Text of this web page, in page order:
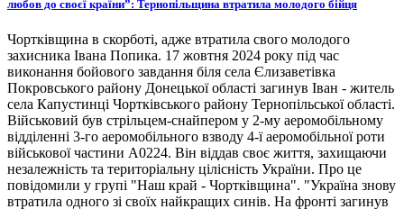
любов до своєї країни”: Тернопільщина втратила молодого бійця
Чортківщина в скорботі, адже втратила свого молодого
захисника Івана Попика. 17 жовтня 2024 року під час
виконання бойового завдання біля села Єлизаветівка
Покровського району Донецької області загинув Іван - житель
села Капустинці Чортківського району Тернопільської області.
Військовий був стрільцем-снайпером у 2-му аеромобільному
відділенні 3-го аеромобільного взводу 4-ї аеромобільної роти
військової частини А0224. Він віддав своє життя, захищаючи
незалежність та територіальну цілісність України. Про це
повідомили у групі "Наш край - Чортківщина". "Україна знову
втратила одного зі своїх найкращих синів. На фронті загинув